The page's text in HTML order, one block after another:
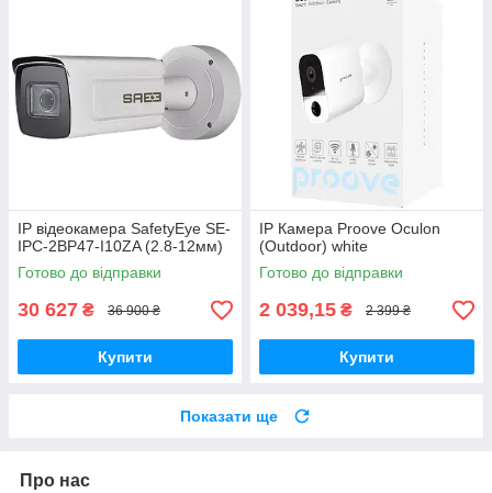
IP відеокамера SafetyEye SE-
IPC-2BP47-I10ZA (2.8-12мм)
Готово до відправки
30 627 ₴ 36 900 ₴
Купити
IP Камера Proove Oculon
(Outdoor) white
Готово до відправки
2 039,15 ₴ 2 399 ₴
Купити
Показати ще
Про нас